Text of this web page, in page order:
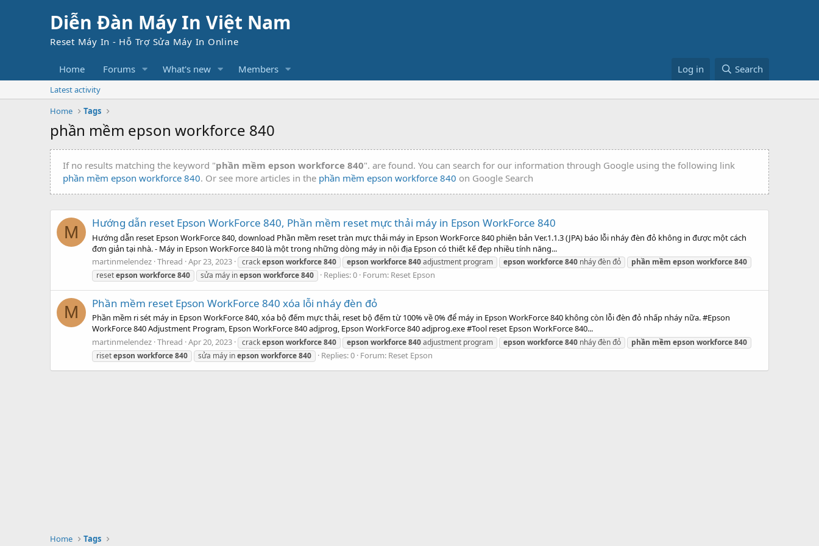
Diễn Đàn Máy In Việt Nam
Reset Máy In - Hỗ Trợ Sửa Máy In Online
Home Forums What's new Members Log in Search
Latest activity
Home
Tags
phần mềm epson workforce 840
If no results matching the keyword "phần mềm epson workforce 840". are found. You can search for our information through Google using the following link
phần mềm epson workforce 840. Or see more articles in the phần mềm epson workforce 840 on Google Search
M Hướng dẫn reset Epson WorkForce 840, Phần mềm reset mực thải máy in Epson WorkForce 840
Hướng dẫn reset Epson WorkForce 840, download Phần mềm reset tràn mực thải máy in Epson WorkForce 840 phiên bản Ver.1.1.3 (JPA) báo lỗi nháy đèn đỏ không in được một cách
đơn giản tại nhà. - Máy in Epson WorkForce 840 là một trong những dòng máy in nội địa Epson có thiết kế đẹp nhiều tính năng...
martinmelendez Thread Apr 23, 2023 crackepson workforce840 epson workforce840adjustment program epson workforce840 nháy đèn đỏ phần mềm epson workforce840
resetepson workforce840 sửa máy inepson workforce840 Replies: 0 Forum: Reset Epson
M Phần mềm reset Epson WorkForce 840 xóa lỗi nháy đèn đỏ
Phần mềm ri sét máy in Epson WorkForce 840, xóa bộ đếm mực thải, reset bộ đếm từ 100% về 0% để máy in Epson WorkForce 840 không còn lỗi đèn đỏ nhấp nháy nữa. #Epson
WorkForce 840 Adjustment Program, Epson WorkForce 840 adjprog, Epson WorkForce 840 adjprog.exe #Tool reset Epson WorkForce 840...
martinmelendez Thread Apr 20, 2023 crackepson workforce840 epson workforce840adjustment program epson workforce840 nháy đèn đỏ phần mềm epson workforce840
risetepson workforce840 sửa máy inepson workforce840 Replies: 0 Forum: Reset Epson
Home Tags